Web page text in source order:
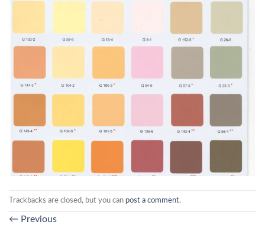
Trackbacks are closed, but you can post a comment.
← Previous